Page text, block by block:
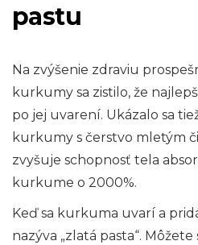
pastu
Na zvýšenie zdraviu
kurkumy sa zistilo, že
po jej uvarení. Ukázalo sa
kurkumy s čerstvo mletým
zvyšuje schopnosť tela
kurkume o 2000%.
Keď sa kurkuma uvarí a
nazýva „zlatá pasta“.